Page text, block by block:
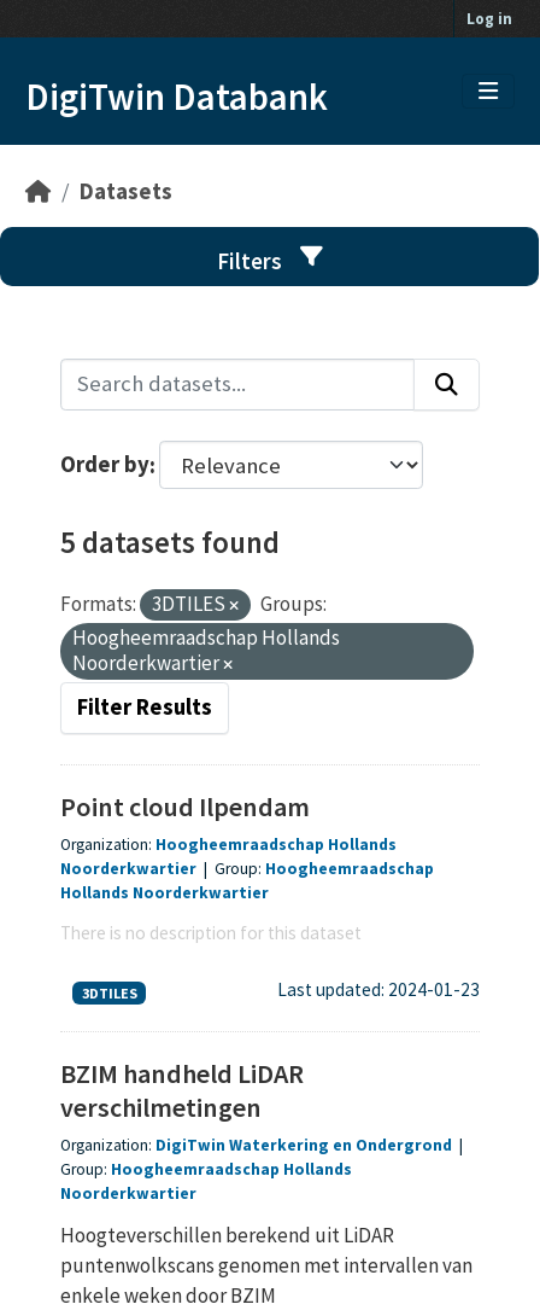
Log in
DigiTwin Databank
Datasets
Filters
Order by
5 datasets found
Formats: 3DTILES
Groups:
Hoogheemraadschap Hollands
Noorderkwartier
Filter Results
Point cloud Ilpendam
Organization: Hoogheemraadschap Hollands
Noorderkwartier | Group: Hoogheemraadschap
Hollands Noorderkwartier
There is no description for this dataset
3DTILES Last updated: 2024-01-23
BZIM handheld LiDAR
verschilmetingen
Organization: DigiTwin Waterkering en Ondergrond |
Group: Hoogheemraadschap Hollands
Noorderkwartier
Hoogteverschillen berekend uit LiDAR
puntenwolkscans genomen met intervallen van
enkele weken door BZIM